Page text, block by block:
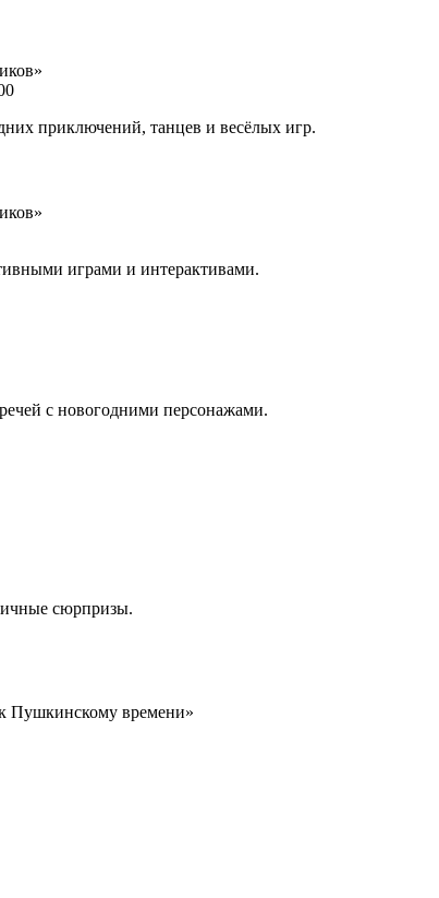
приключений, танцев и весёлых игр.
играми и интерактивами.
с новогодними персонажами.
сюрпризы.
Пушкинскому времени»